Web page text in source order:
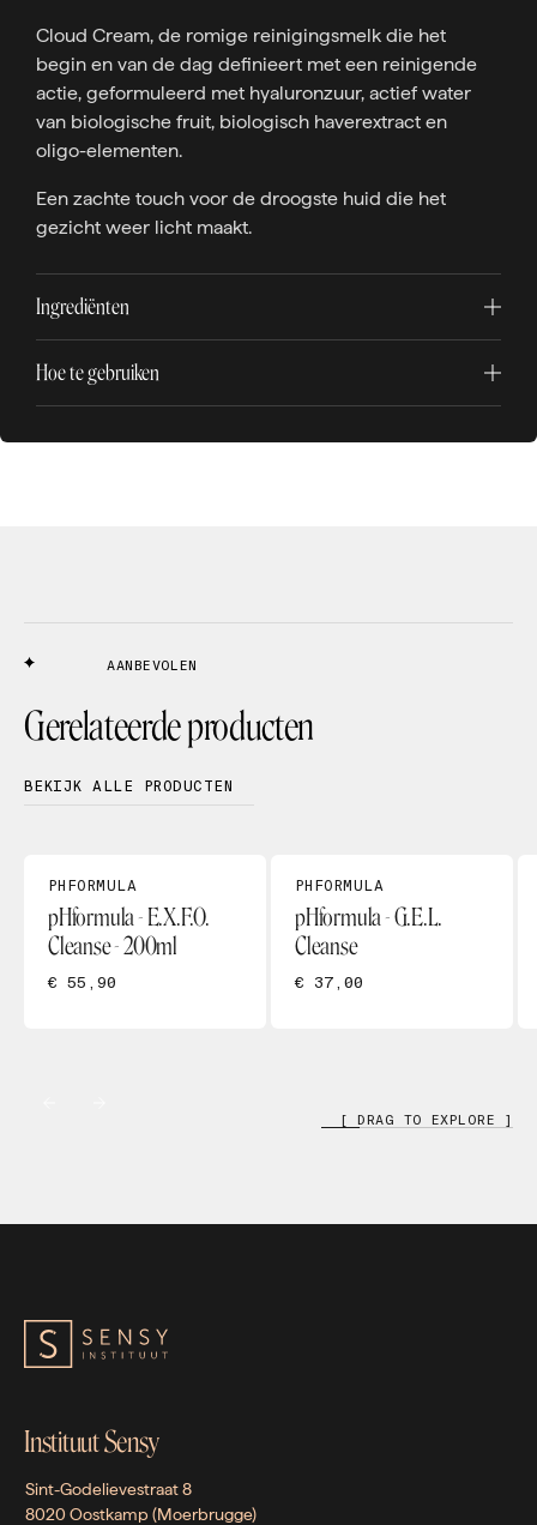
Cloud Cream, de romige reinigingsmelk die het
begin en van de dag definieert met een reinigende
actie, geformuleerd met hyaluronzuur, actief water
van biologische fruit, biologisch haverextract en
oligo-elementen.
Een zachte touch voor de droogste huid die het
gezicht weer licht maakt.
Ingrediënten
Hoe te gebruiken
AANBEVOLEN
Gerelateerde producten
BEKIJK ALLE PRODUCTEN
PHFORMULA
pHformula - E.X.F.O.
Cleanse - 200ml
€ 55,90
PHFORMULA
pHformula - G.E.L.
Cleanse
€ 37,00
[ DRAG TO EXPLORE ]
Instituut Sensy
Sint-Godelievestraat 8
8020 Oostkamp (Moerbrugge)